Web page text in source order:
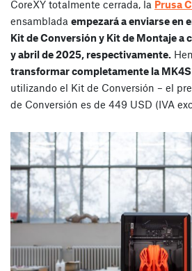
CoreXY totalmente cerrada, la Prusa
ensamblada empezará a enviarse en
Kit de Conversión y Kit de Montaje a
y abril de 2025, respectivamente.
transformar completamente la MK4S
utilizando el Kit de Conversión – el
de Conversión es de 449 USD (IVA